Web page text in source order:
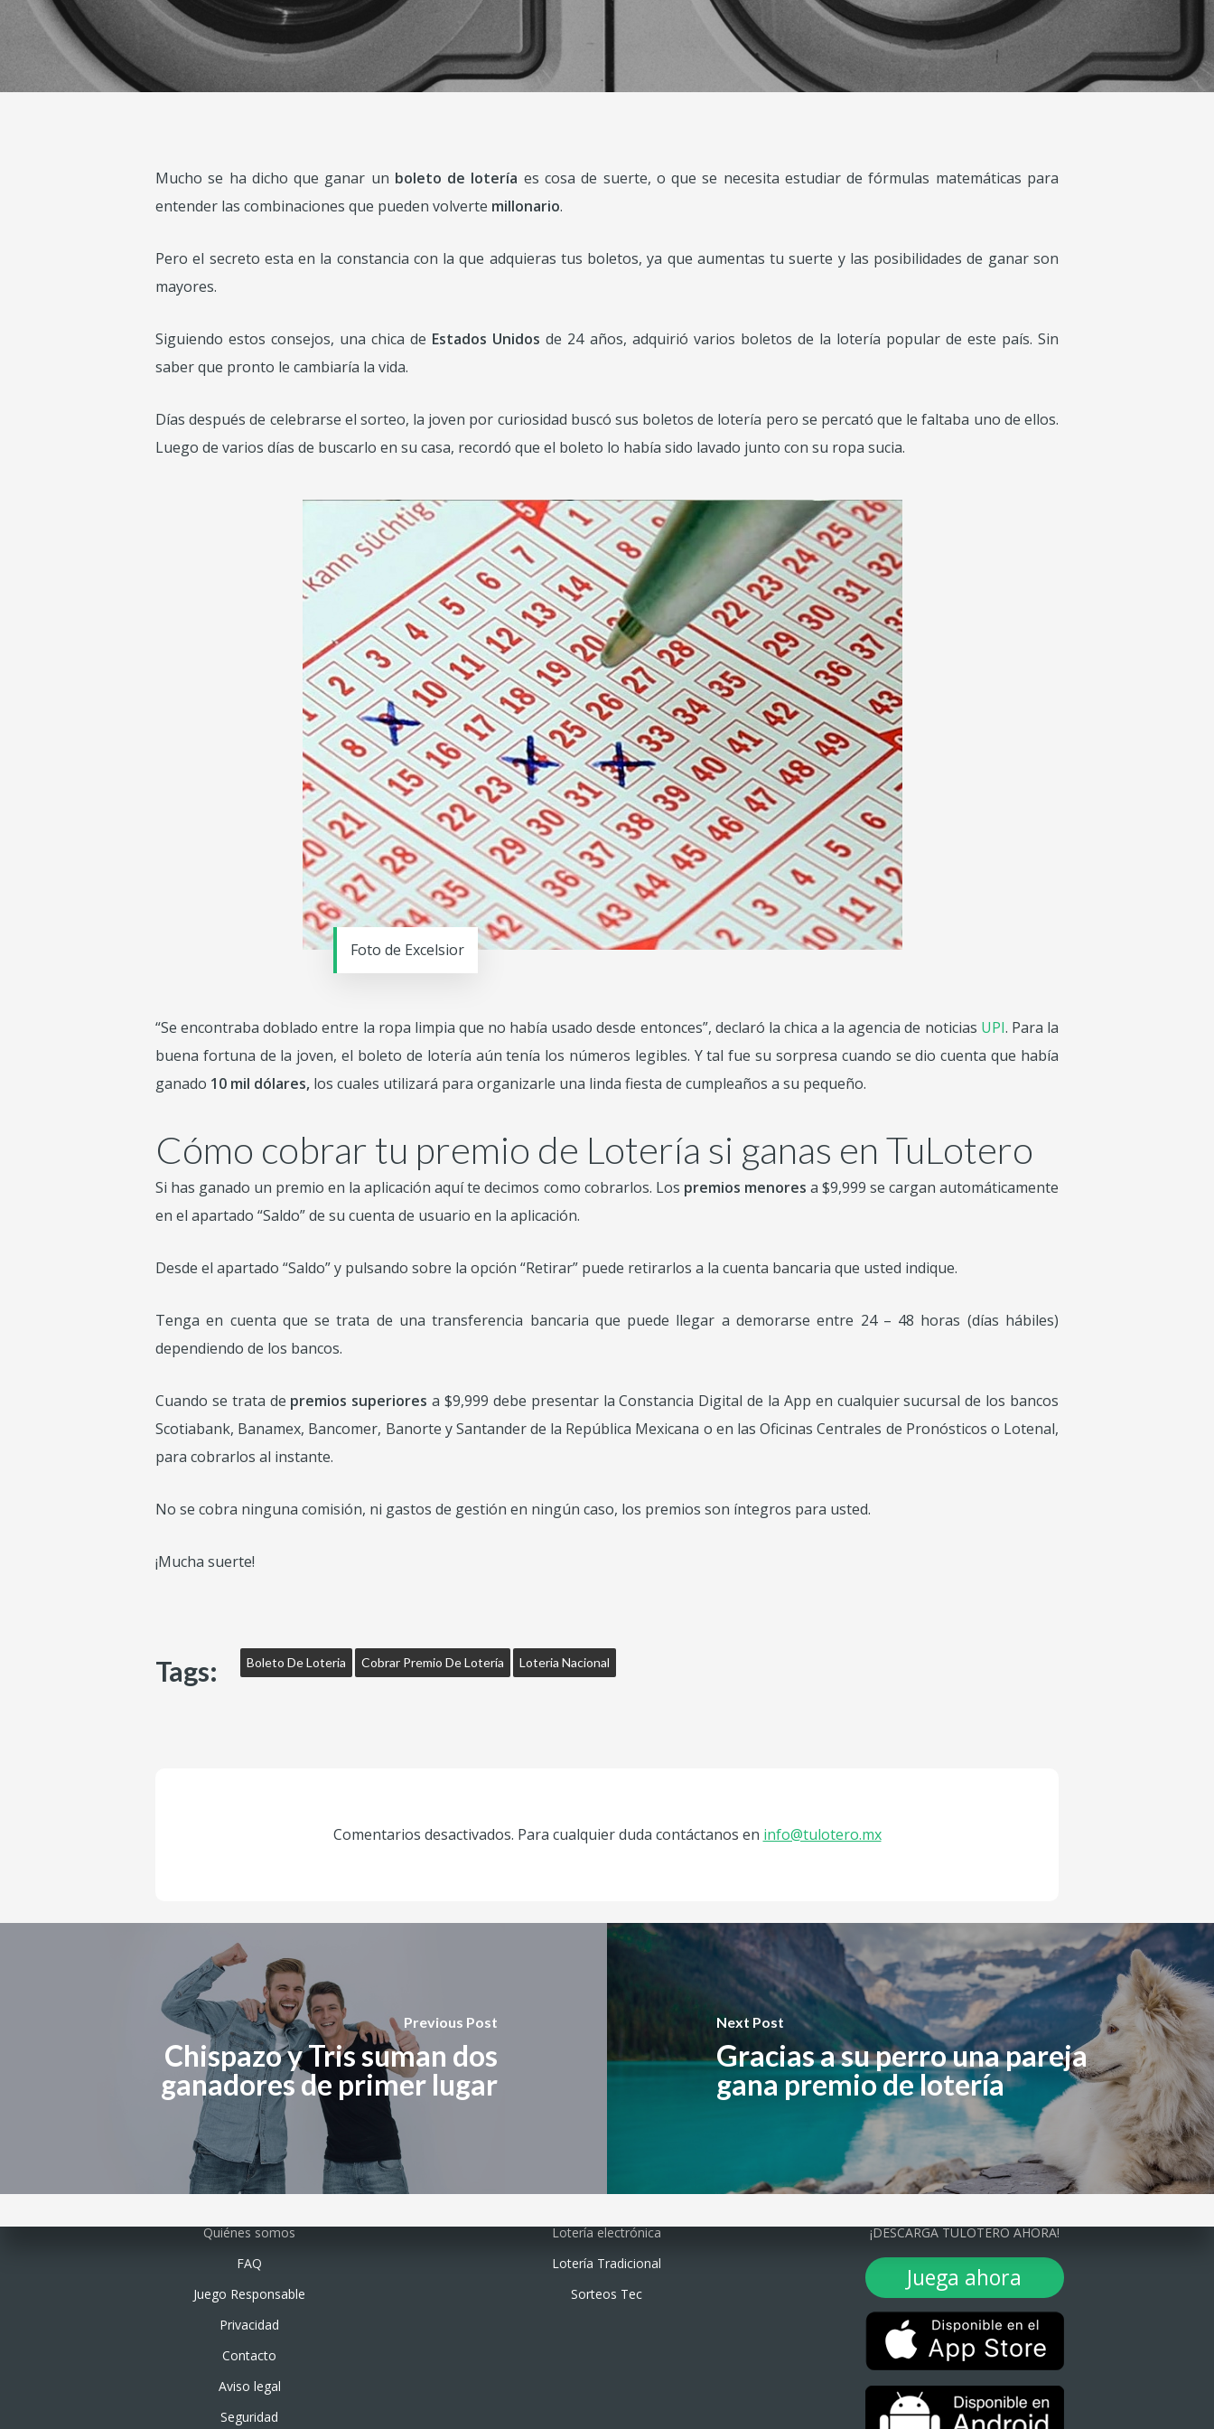
Mucho se ha dicho que ganar un boleto de lotería es cosa de suerte, o que se necesita estudiar de fórmulas matemáticas para
entender las combinaciones que pueden volverte millonario.
Pero el secreto esta en la constancia con la que adquieras tus boletos, ya que aumentas tu suerte y las posibilidades de ganar son
mayores.
Siguiendo estos consejos, una chica de Estados Unidos de 24 años, adquirió varios boletos de la lotería popular de este país. Sin
saber que pronto le cambiaría la vida.
Días después de celebrarse el sorteo, la joven por curiosidad buscó sus boletos de lotería pero se percató que le faltaba uno de ellos.
Luego de varios días de buscarlo en su casa, recordó que el boleto lo había sido lavado junto con su ropa sucia.
Foto de Excelsior
“Se encontraba doblado entre la ropa limpia que no había usado desde entonces”, declaró la chica a la agencia de noticias UPI. Para la
buena fortuna de la joven, el boleto de lotería aún tenía los números legibles. Y tal fue su sorpresa cuando se dio cuenta que había
ganado 10 mil dólares, los cuales utilizará para organizarle una linda fiesta de cumpleaños a su pequeño.
Cómo cobrar tu premio de Lotería si ganas en TuLotero
Si has ganado un premio en la aplicación aquí te decimos como cobrarlos. Los premios menores a $9,999 se cargan automáticamente
en el apartado “Saldo” de su cuenta de usuario en la aplicación.
Desde el apartado “Saldo” y pulsando sobre la opción “Retirar” puede retirarlos a la cuenta bancaria que usted indique.
Tenga en cuenta que se trata de una transferencia bancaria que puede llegar a demorarse entre 24 – 48 horas (días hábiles)
dependiendo de los bancos.
Cuando se trata de premios superiores a $9,999 debe presentar la Constancia Digital de la App en cualquier sucursal de los bancos
Scotiabank, Banamex, Bancomer, Banorte y Santander de la República Mexicana o en las Oficinas Centrales de Pronósticos o Lotenal,
para cobrarlos al instante.
No se cobra ninguna comisión, ni gastos de gestión en ningún caso, los premios son íntegros para usted.
¡Mucha suerte!
Tags: Boleto De Loteria Cobrar Premio De Lotería Loteria Nacional
Comentarios desactivados. Para cualquier duda contáctanos en info@tulotero.mx
Previous Post
Chispazo y Tris suman dos
ganadores de primer lugar
Next Post
Gracias a su perro una pareja
gana premio de lotería
Quiénes somos
FAQ
Juego Responsable
Privacidad
Contacto
Aviso legal
Seguridad
Lotería electrónica
Lotería Tradicional
Sorteos Tec
¡DESCARGA TULOTERO AHORA!
Juega ahora